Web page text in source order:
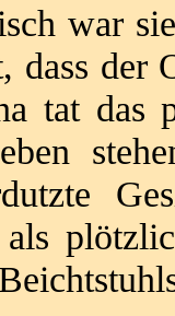
war
dass der
tat das
als